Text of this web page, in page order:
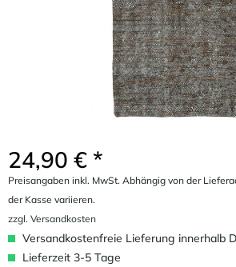
24,90 € *
Preisangaben inkl. MwSt. Abhängig von der
der Kasse variieren.
zzgl. Versandkosten
Versandkostenfreie Lieferung innerhalb
Lieferzeit 3-5 Tage